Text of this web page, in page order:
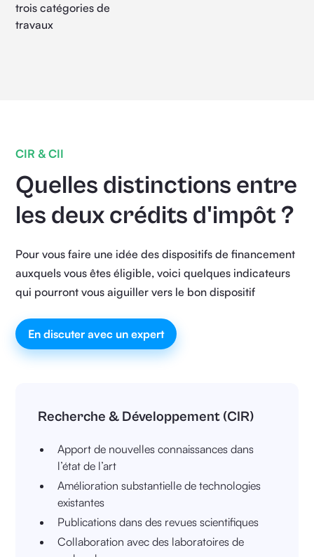
trois catégories de
travaux
CIR & CII
Quelles distinctions entre
les deux crédits d'impôt ?
Pour vous faire une idée des dispositifs de financement
auxquels vous êtes éligible, voici quelques indicateurs
qui pourront vous aiguiller vers le bon dispositif
En discuter avec un expert
Recherche & Développement (CIR)
Apport de nouvelles connaissances dans
l’état de l’art
Amélioration substantielle de technologies
existantes
Publications dans des revues scientifiques
Collaboration avec des laboratoires de